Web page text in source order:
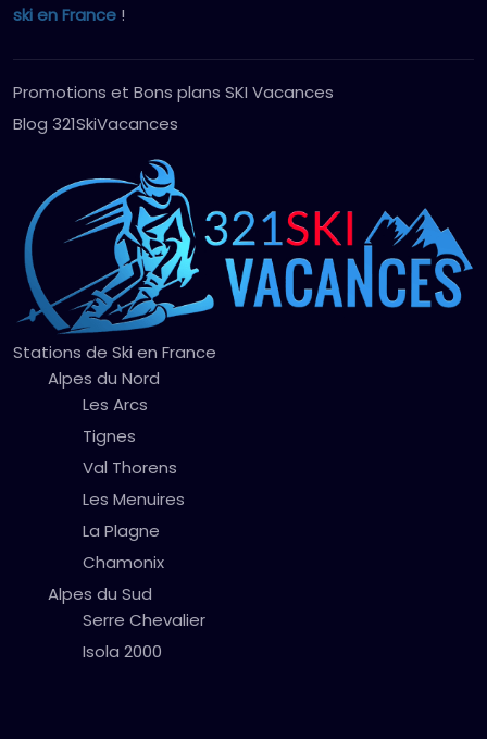
ski en France !
Promotions et Bons plans SKI Vacances
Blog 321SkiVacances
Stations de Ski en France
Alpes du Nord
Les Arcs
Tignes
Val Thorens
Les Menuires
La Plagne
Chamonix
Alpes du Sud
Serre Chevalier
Isola 2000